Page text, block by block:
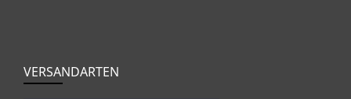
VERSANDARTEN